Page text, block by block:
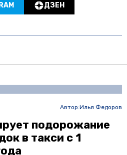
ДЗЕН
Автор:Илья Федоров
подорожание
в такси с 1